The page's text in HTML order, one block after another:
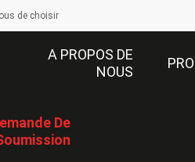
de choisir
A PROPOS DE
NOUS
De